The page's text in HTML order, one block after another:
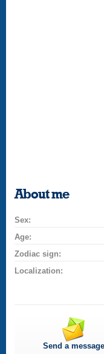
About me
Sex:
Age:
Zodiac sign:
Localization:
Send a message